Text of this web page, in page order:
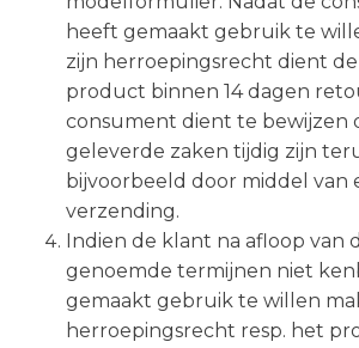
heeft gemaakt gebruik te
zijn herroepingsrecht dient
product binnen 14 dagen
consument dient te bewijzen
geleverde zaken tijdig zijn
bijvoorbeeld door middel van
verzending.
Indien de klant na afloop van
genoemde termijnen niet
gemaakt gebruik te willen
herroepingsrecht resp. het